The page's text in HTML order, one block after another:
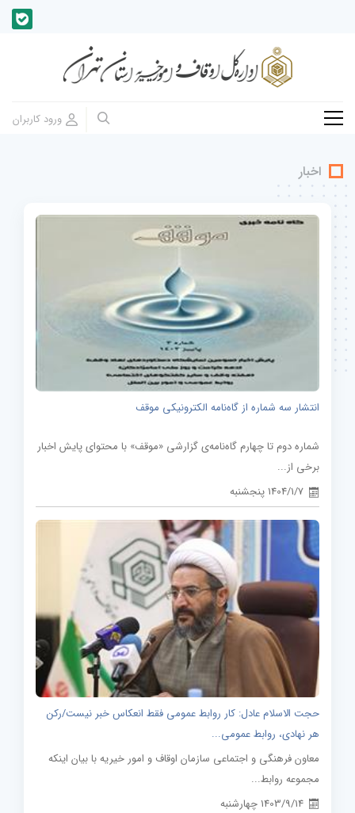
اخبار
انتشار سه شماره از گاه‌نامه الکترونیکی موقف
شماره دوم تا چهارم گاه‌نامه‌ی گزارشی «موقف» با محتوای پایش اخبار
برخی از...
1404/1/7 پنجشنبه
حجت الاسلام عادل: کار روابط عمومی فقط انعکاس خبر نیست/رکن
هر نهادی، روابط عمومی...
معاون فرهنگی و اجتماعی سازمان اوقاف و امور خیریه با بیان اینکه
مجموعه روابط...
1403/9/14 چهارشنبه